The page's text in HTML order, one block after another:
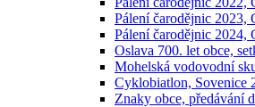
Pálení čarodějnic 2023,
Pálení čarodějnic 2024,
Oslava 700. let obce,
Mohelská vodovodní
Cyklobiatlon, Sovenice
Znaky obce, předávání